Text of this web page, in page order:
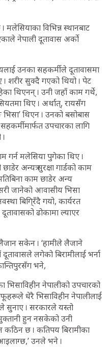
मलेसियाका विभिन्न स्थानबाट
नेपाली दूतावास अर्को
उनका सहकर्मीले दूतावासमा
। शरीर सुक्दै गएको थियो । पेट
थिएनन् । उनी जहाँ काम गर्थे,
थिए । अर्थात्, रायसँग
थिएन । उनको बसोबास
उपचारका लागि
गर्न मलेसिया पुगेका थिए ।
अन्यत्र सुरक्षा गार्डको काम
काम छाडेर अन्य
जानेको आवासीय भिसा
बिगि्रँदै गयो, कार्यरत
ढोकामा ल्याएर
सकेन । ‘हामीले लैजाने
लगेको बिरामीलाई भर्ना
भने,
भिसाविहीन नेपालीको उपचारको
धेरै भिसाविहीन नेपालीलाई
सुनाए । सरकारले यस्तो
हुन नसकेको उनी
कठिन छ । कतिपय बिरामीका
उनले भने ।